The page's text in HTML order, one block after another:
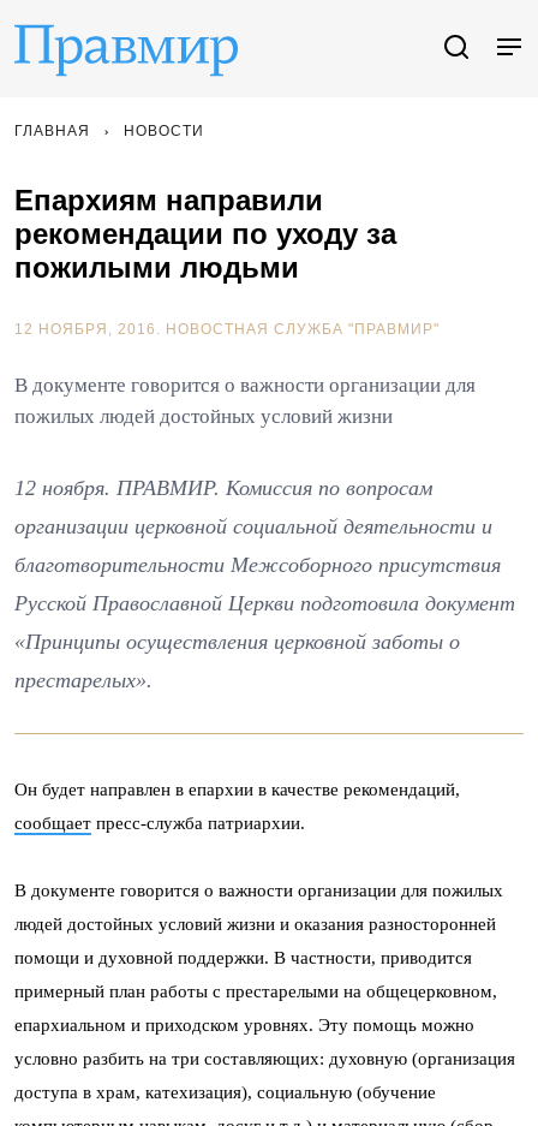
ГЛАВНАЯ НОВОСТИ
Епархиям направили
рекомендации по уходу за
пожилыми людьми
12 НОЯБРЯ, 2016. НОВОСТНАЯ СЛУЖБА "ПРАВМИР"
В документе говорится о важности организации для
пожилых людей достойных условий жизни
12 ноября. ПРАВМИР. Комиссия по вопросам
организации церковной социальной деятельности и
благотворительности Межсоборного присутствия
Русской Православной Церкви подготовила документ
«Принципы осуществления церковной заботы о
престарелых».
Он будет направлен в епархии в качестве рекомендаций,
сообщает пресс-служба патриархии.
В документе говорится о важности организации для пожилых
людей достойных условий жизни и оказания разносторонней
помощи и духовной поддержки. В частности, приводится
примерный план работы с престарелыми на общецерковном,
епархиальном и приходском уровнях. Эту помощь можно
условно разбить на три составляющих: духовную (организация
доступа в храм, катехизация), социальную (обучение